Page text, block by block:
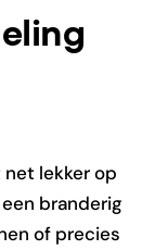
lekker op
branderig
of precies